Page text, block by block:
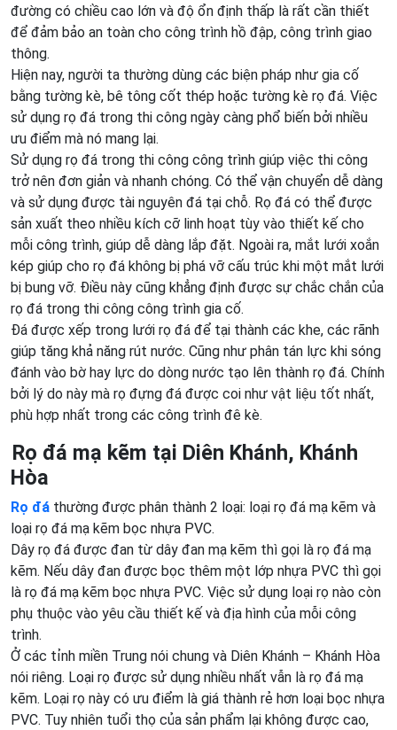
đường có chiều cao lớn và độ ổn định thấp là rất cần thiết
để đảm bảo an toàn cho công trình hồ đập, công trình giao
thông.
Hiện nay, người ta thường dùng các biện pháp như gia cố
bằng tường kè, bê tông cốt thép hoặc tường kè rọ đá. Việc
sử dụng rọ đá trong thi công ngày càng phổ biến bởi nhiều
ưu điểm mà nó mang lại.
Sử dụng rọ đá trong thi công công trình giúp việc thi công
trở nên đơn giản và nhanh chóng. Có thể vận chuyển dễ dàng
và sử dụng được tài nguyên đá tại chỗ. Rọ đá có thể được
sản xuất theo nhiều kích cỡ linh hoạt tùy vào thiết kế cho
mỗi công trình, giúp dễ dàng lắp đặt. Ngoài ra, mắt lưới xoắn
kép giúp cho rọ đá không bị phá vỡ cấu trúc khi một mắt lưới
bị bung vỡ. Điều này cũng khẳng định được sự chắc chắn của
rọ đá trong thi công công trình gia cố.
Đá được xếp trong lưới rọ đá để tại thành các khe, các rãnh
giúp tăng khả năng rút nước. Cũng như phân tán lực khi sóng
đánh vào bờ hay lực do dòng nước tạo lên thành rọ đá. Chính
bởi lý do này mà rọ đựng đá được coi như vật liệu tốt nhất,
phù hợp nhất trong các công trình đê kè.
Rọ đá mạ kẽm tại Diên Khánh, Khánh
Hòa
Rọ đá thường được phân thành 2 loại: loại rọ đá mạ kẽm và
loại rọ đá mạ kẽm bọc nhựa PVC.
Dây rọ đá được đan từ dây đan mạ kẽm thì gọi là rọ đá mạ
kẽm. Nếu dây đan được bọc thêm một lớp nhựa PVC thì gọi
là rọ đá mạ kẽm bọc nhựa PVC. Việc sử dụng loại rọ nào còn
phụ thuộc vào yêu cầu thiết kế và địa hình của mỗi công
trình.
Ở các tỉnh miền Trung nói chung và Diên Khánh – Khánh Hòa
nói riêng. Loại rọ được sử dụng nhiều nhất vẫn là rọ đá mạ
kẽm. Loại rọ này có ưu điểm là giá thành rẻ hơn loại bọc nhựa
PVC. Tuy nhiên tuổi thọ của sản phẩm lại không được cao,